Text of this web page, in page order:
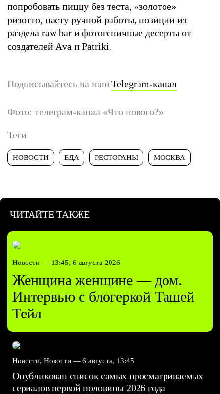
попробовать пиццу без теста, «золотое»
ризотто, пасту ручной работы, позиции из
раздела raw bar и фотогеничные десерты от
создателей Аva и Patriki.
Подписывайтесь на наш Telegram-канал
Фото: телеграм-канал «Что нового?»
Теги
НОВОСТИ ЕДА РЕСТОРАНЫ МОСКВА
ЧИТАЙТЕ ТАКЖЕ
Новости — 13:45, 6 августа 2026
Женщина женщине — дом.
Интервью с блогеркой Ташей
Тейл
Новости, Новости — 6 августа, 13:45
Опубликован список самых просматриваемых
сериалов первой половины 2026 года